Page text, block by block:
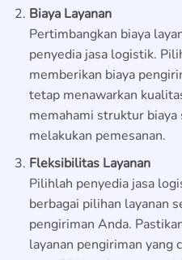
Biaya Layanan
Pertimbangkan biaya
penyedia jasa logistik.
memberikan biaya
tetap menawarkan
memahami struktur
melakukan pemesanan.
Fleksibilitas Layanan
Pilihlah penyedia jasa
berbagai pilihan layanan
pengiriman Anda.
layanan pengiriman yang